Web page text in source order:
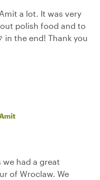
a lot. It was very
polish food and to
in the end! Thank you
had a great
of Wroclaw. We